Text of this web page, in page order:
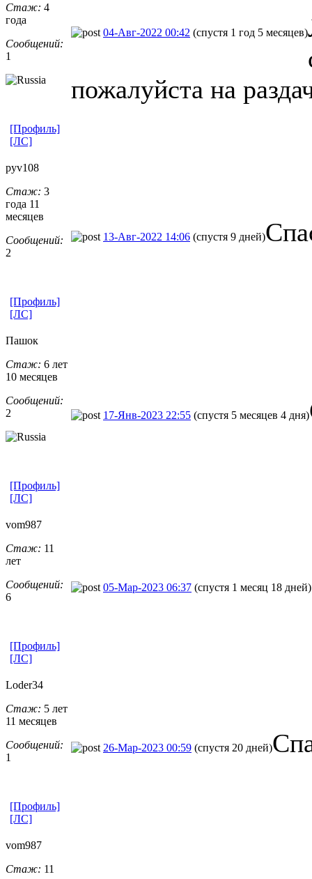
Стаж: 4
года
Сообщений:
1
04-Авг-2022 00:42 (спустя 1 год 5 месяцев)
пожалуйста на
[Профиль]
[ЛС]
pyv108
Стаж: 3
года 11
месяцев
Сообщений:
2
13-Авг-2022 14:06 (спустя 9 дней)
[Профиль]
[ЛС]
Пашок
Стаж: 6 лет
10 месяцев
Сообщений:
2
17-Янв-2023 22:55 (спустя 5 месяцев 4 дня)
[Профиль]
[ЛС]
vom987
Стаж: 11
лет
Сообщений:
6
05-Мар-2023 06:37 (спустя 1 месяц 18 дней)
[Профиль]
[ЛС]
Loder34
Стаж: 5 лет
11 месяцев
Сообщений:
1
26-Мар-2023 00:59 (спустя 20 дней)
[Профиль]
[ЛС]
vom987
Стаж: 11